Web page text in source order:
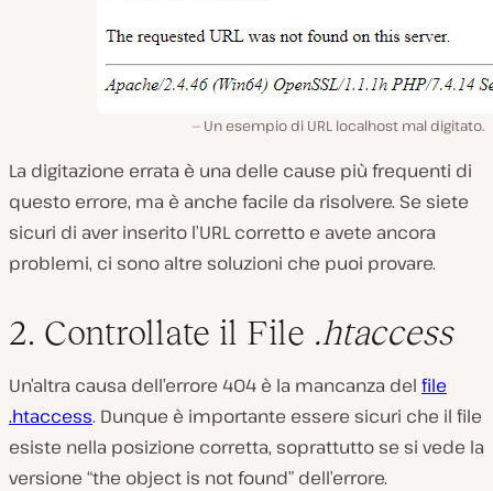
Un esempio di URL localhost mal digitato.
La digitazione errata è una delle cause più frequenti di
questo errore, ma è anche facile da risolvere. Se siete
sicuri di aver inserito l’URL corretto e avete ancora
problemi, ci sono altre soluzioni che puoi provare.
2. Controllate il File .htaccess
Un’altra causa dell’errore 404 è la mancanza del file
.htaccess. Dunque è importante essere sicuri che il file
esiste nella posizione corretta, soprattutto se si vede la
versione “the object is not found” dell’errore.